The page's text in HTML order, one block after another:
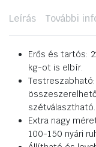
Leírás További
Erős és tartós:
kg-ot is elbír.
szétválasztható.
Extra nagy
100-150 nyári